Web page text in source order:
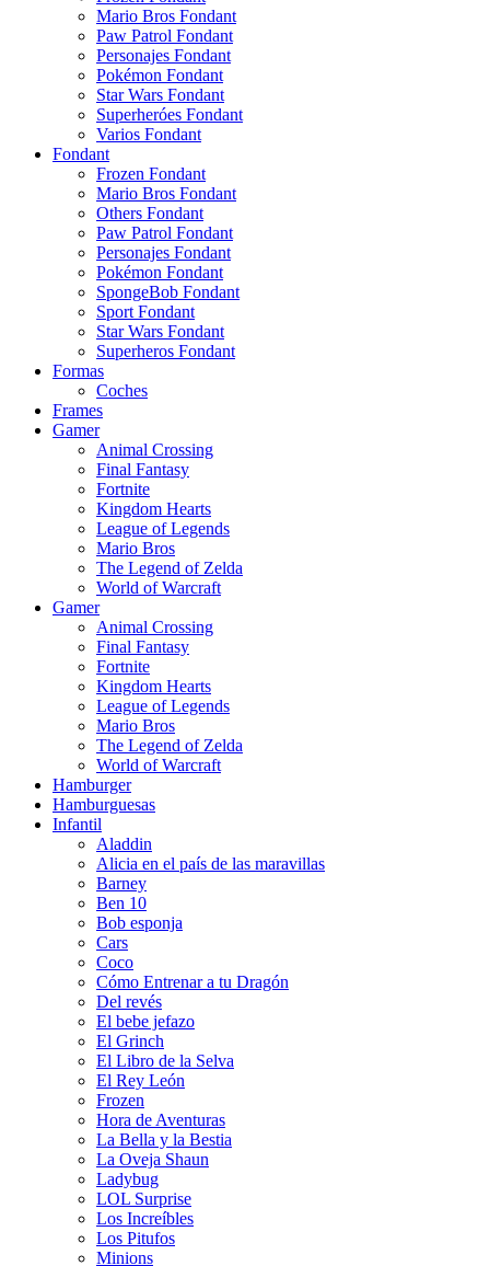
Mario Bros Fondant
Paw Patrol Fondant
Personajes Fondant
Pokémon Fondant
Star Wars Fondant
Superheróes Fondant
Varios Fondant
Fondant
Frozen Fondant
Mario Bros Fondant
Others Fondant
Paw Patrol Fondant
Personajes Fondant
Pokémon Fondant
SpongeBob Fondant
Sport Fondant
Star Wars Fondant
Superheros Fondant
Formas
Coches
Frames
Gamer
Animal Crossing
Final Fantasy
Fortnite
Kingdom Hearts
League of Legends
Mario Bros
The Legend of Zelda
World of Warcraft
Gamer
Animal Crossing
Final Fantasy
Fortnite
Kingdom Hearts
League of Legends
Mario Bros
The Legend of Zelda
World of Warcraft
Hamburger
Hamburguesas
Infantil
Aladdin
Alicia en el país de las maravillas
Barney
Ben 10
Bob esponja
Cars
Coco
Cómo Entrenar a tu Dragón
Del revés
El bebe jefazo
El Grinch
El Libro de la Selva
El Rey León
Frozen
Hora de Aventuras
La Bella y la Bestia
La Oveja Shaun
Ladybug
LOL Surprise
Los Increíbles
Los Pitufos
Minions